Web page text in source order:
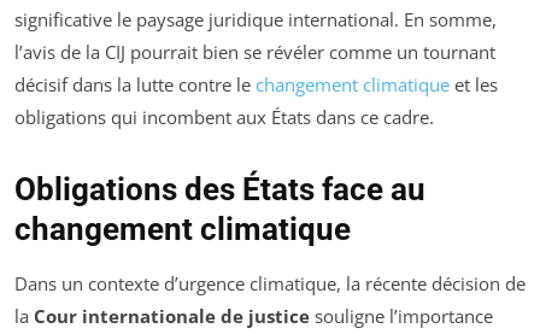
significative le paysage juridique international. En somme,
l’avis de la CIJ pourrait bien se révéler comme un tournant
décisif dans la lutte contre le changement climatique et les
obligations qui incombent aux États dans ce cadre.
Obligations des États face au
changement climatique
Dans un contexte d’urgence climatique, la récente décision de
la Cour internationale de justice souligne l’importance